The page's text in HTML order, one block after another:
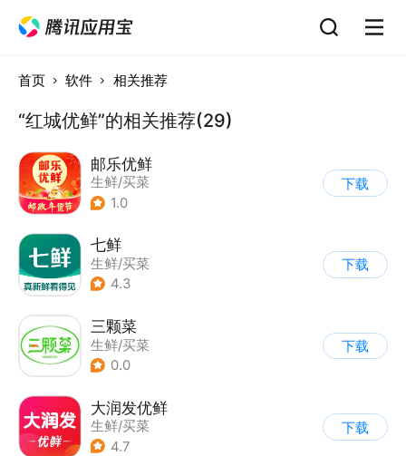
首页 软件 相关推荐
“红城优鲜”的相关推荐(29)
邮乐优鲜
生鲜/买菜
1.0
下载
七鲜
生鲜/买菜
4.3
下载
三颗菜
生鲜/买菜
0.0
下载
大润发优鲜
生鲜/买菜
4.7
下载